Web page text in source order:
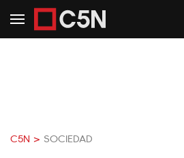
C5N > SOCIEDAD